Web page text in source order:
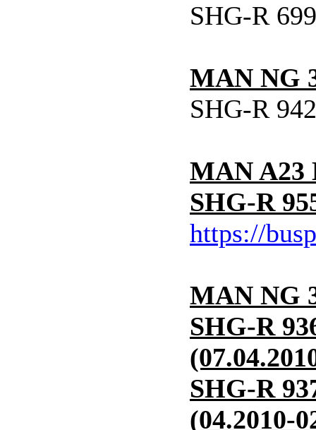
SHG-R
MAN NG
SHG-R
MAN A23
SHG-R
https://
MAN NG
SHG-R
SHG-R
(04.2010-